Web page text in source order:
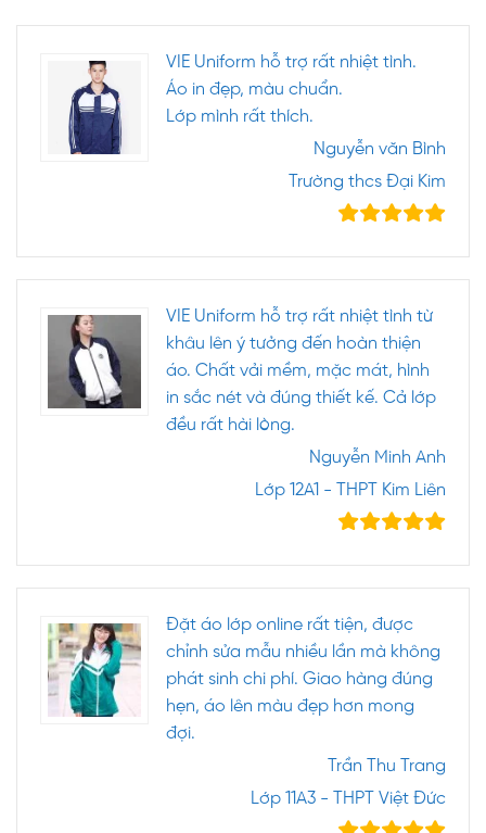
VIE Uniform hỗ trợ rất nhiệt tình.
Áo in đẹp, màu chuẩn.
Lớp mình rất thích.
Nguyễn văn Bình
Trường thcs Đại Kim
VIE Uniform hỗ trợ rất nhiệt tình từ
khâu lên ý tưởng đến hoàn thiện
áo. Chất vải mềm, mặc mát, hình
in sắc nét và đúng thiết kế. Cả lớp
đều rất hài lòng.
Nguyễn Minh Anh
Lớp 12A1 - THPT Kim Liên
Đặt áo lớp online rất tiện, được
chỉnh sửa mẫu nhiều lần mà không
phát sinh chi phí. Giao hàng đúng
hẹn, áo lên màu đẹp hơn mong
đợi.
Trần Thu Trang
Lớp 11A3 - THPT Việt Đức